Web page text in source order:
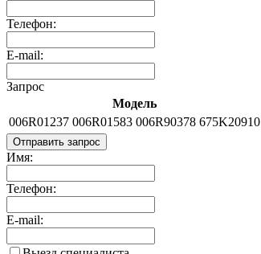
Телефон:
E-mail:
Запрос
Модель
006R01237 006R01583 006R90378 675K20910
Отправить запрос
Имя:
Телефон:
E-mail: